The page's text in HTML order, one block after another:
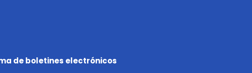
de boletines electrónicos